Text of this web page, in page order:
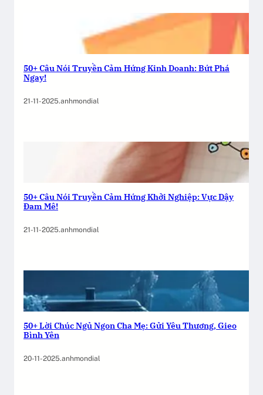
50+ Câu Nói Truyền Cảm Hứng Kinh Doanh: Bứt Phá
Ngay!
21-11-2025.anhmondial
50+ Câu Nói Truyền Cảm Hứng Khởi Nghiệp: Vực Dậy
Đam Mê!
21-11-2025.anhmondial
50+ Lời Chúc Ngủ Ngon Cha Mẹ: Gửi Yêu Thương, Gieo
Bình Yên
20-11-2025.anhmondial